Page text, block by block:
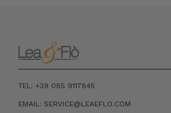
TEL: +39 085 9117845
EMAIL: SERVICE@LEAEFLO.COM